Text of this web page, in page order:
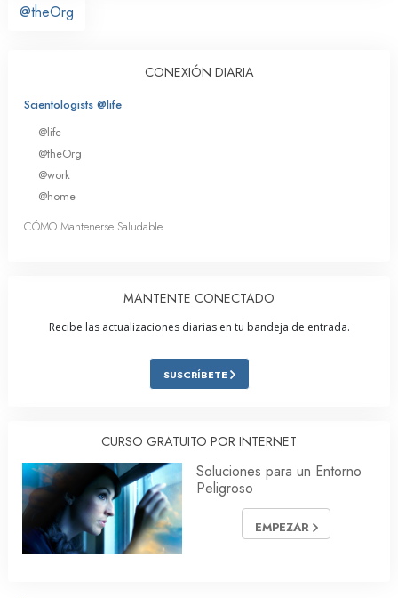
@theOrg
CONEXIÓN DIARIA
Scientologists @life
@life
@theOrg
@work
@home
CÓMO Mantenerse Saludable
MANTENTE CONECTADO
Recibe las actualizaciones diarias en tu bandeja de entrada.
SUSCRÍBETE
CURSO GRATUITO POR INTERNET
Soluciones para un Entorno
Peligroso
EMPEZAR